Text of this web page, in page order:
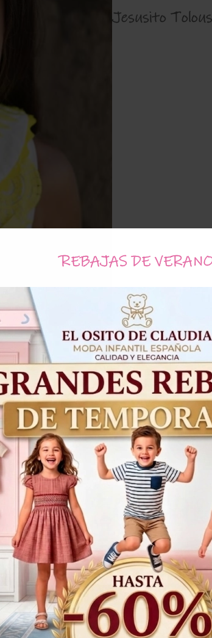
Jesusito
Tallas
36
Meses
48
Meses
59,00€
118,00€
Productos
REBAJAS DE